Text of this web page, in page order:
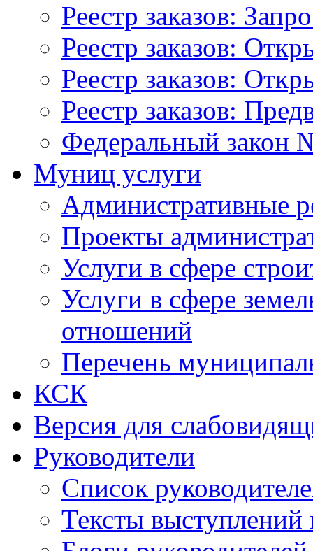
Реестр заказов:
Реестр заказов:
Реестр заказов:
Реестр заказов:
Федеральный закон
Муниц услуги
Административные
Проекты
Услуги в сфере
Услуги в сфере
отношений
Перечень
КСК
Версия для
Руководители
Список
Тексты выступлений